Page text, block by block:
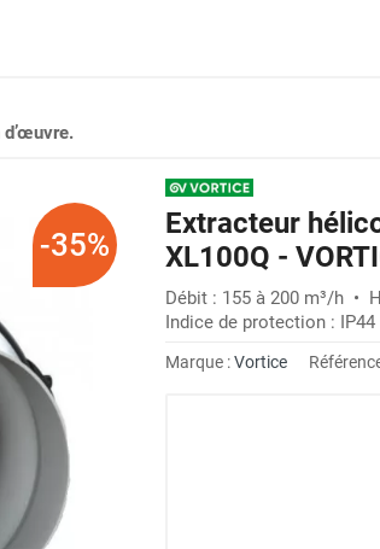
-35%
Extracteur
XL100Q -
Débit : 155 à 200 m³/h •
Indice de protection :
Marque :Vortice